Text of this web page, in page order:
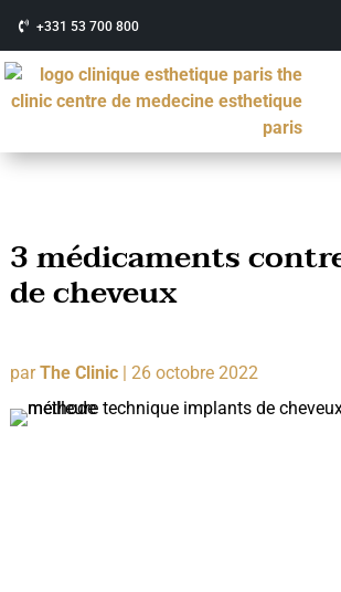
+331 53 700 800
3 médicaments
de cheveux
parThe Clinic| 26 octobre 2022